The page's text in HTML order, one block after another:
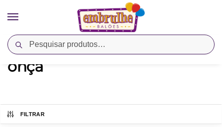
Pesquisar
Início Produtos marcados com a tag “onça”
onça
FILTRAR